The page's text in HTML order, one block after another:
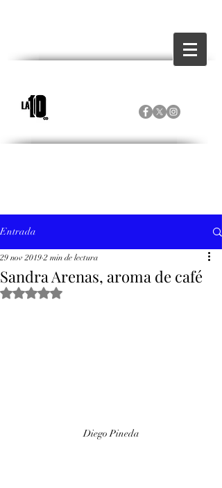
Entrada
Sandra Arenas, aroma de café
29 nov 2019 2 min de lectura
Obtuvo NaN de 5 estrellas.
Diego Pineda